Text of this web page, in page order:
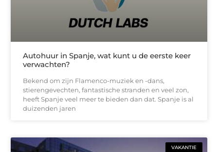
Autohuur in Spanje, wat kunt u de eerste keer
verwachten?
Bekend om zijn Flamenco-muziek en -dans,
stierengevechten, fantastische stranden en veel zon,
heeft Spanje veel meer te bieden dan dat. Spanje is al
duizenden jaren
VAKANTIE